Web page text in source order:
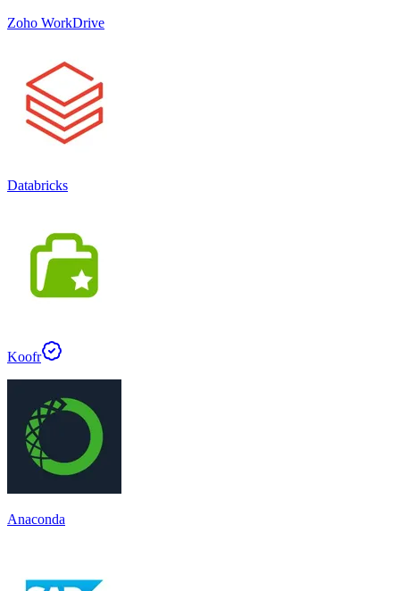
Zoho WorkDrive
Databricks
Koofr
Anaconda